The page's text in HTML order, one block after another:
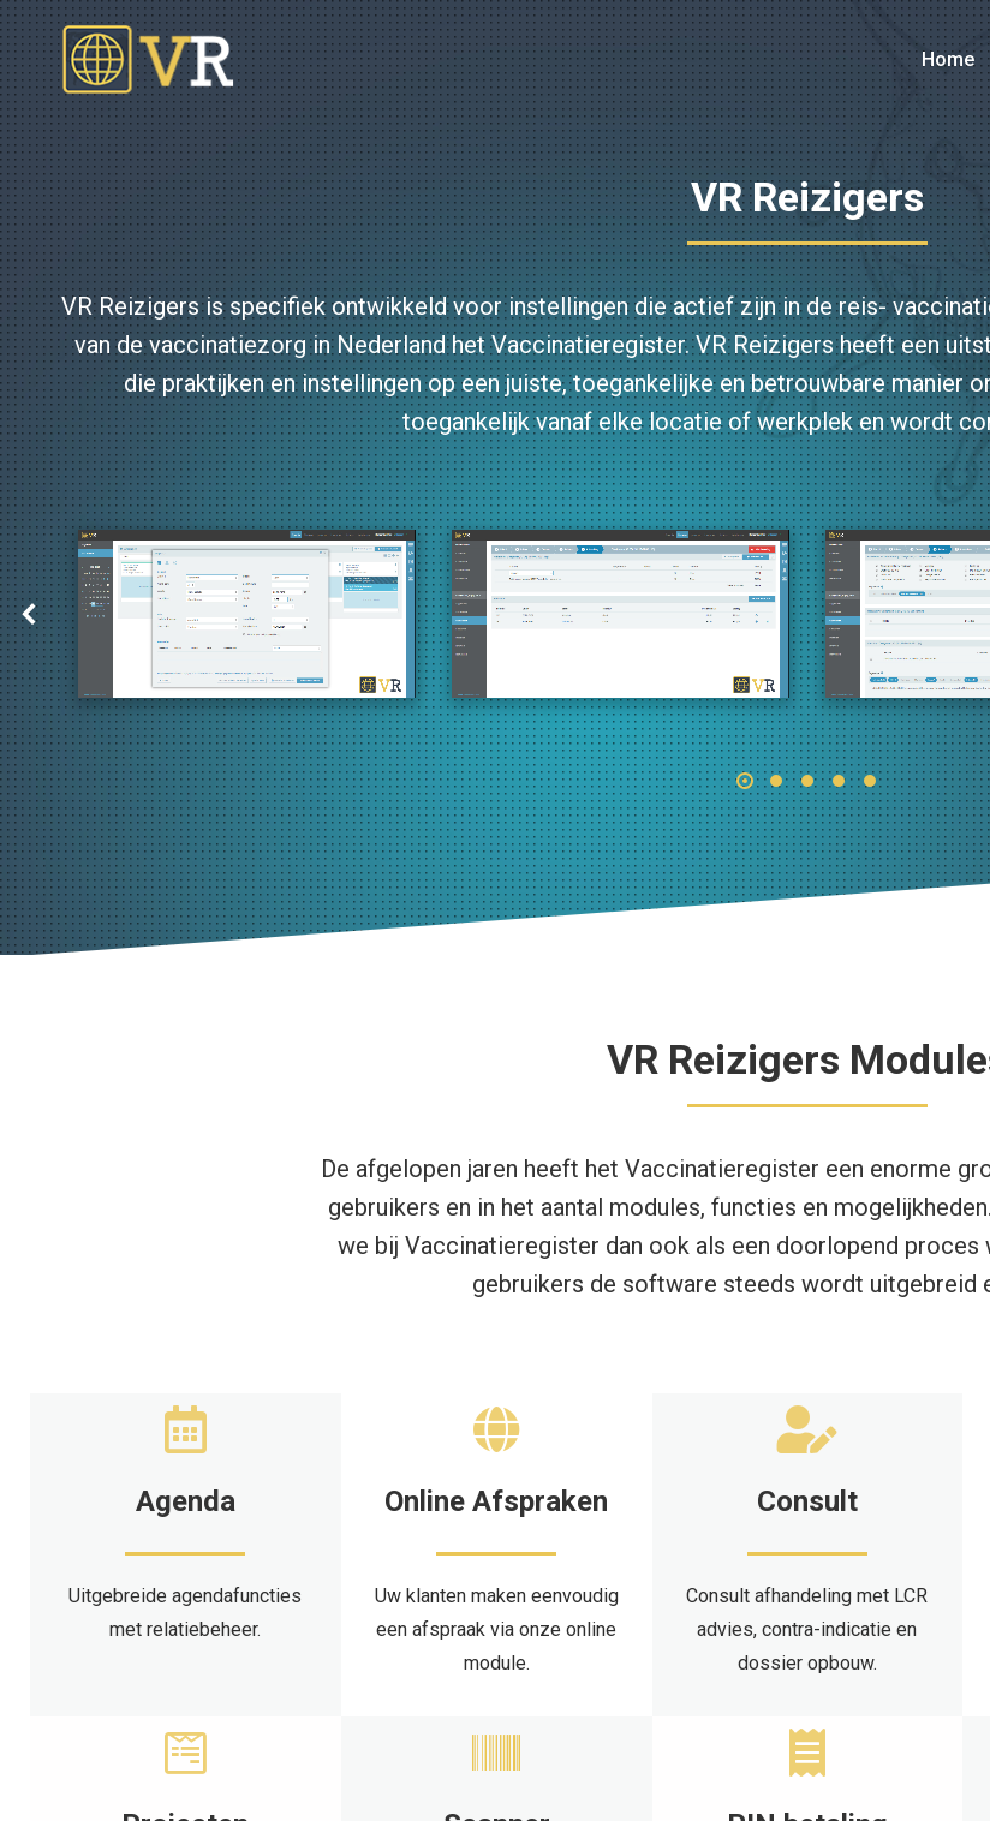
Home
VR Reizigers
VR Reizigers is specifiek ontwikkeld voor instellingen die actief zijn in de reis-
van de vaccinatiezorg in Nederland het Vaccinatieregister. VR Reizigers heeft een
die praktijken en instellingen op een juiste, toegankelijke en betrouwbare manier
toegankelijk vanaf elke locatie of werkplek en wordt
VR Reizigers
De afgelopen jaren heeft het Vaccinatieregister een enorme
gebruikers en in het aantal modules, functies en
we bij Vaccinatieregister dan ook als een doorlopend proces
gebruikers de software steeds wordt uitgebreid
Agenda
Uitgebreide agendafuncties
met relatiebeheer.
Online Afspraken
Uw klanten maken eenvoudig
een afspraak via onze online
module.
Consult
Consult afhandeling met LCR
advies, contra-indicatie en
dossier opbouw.